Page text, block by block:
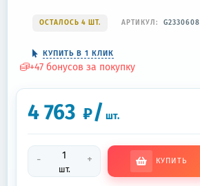
ОСТАЛОСЬ 4 ШТ. АРТИКУЛ: G2330608
КУПИТЬ В 1 КЛИК
+47 бонусов за покупку
4 763 ₽/ шт.
-
шт.
+ КУПИТЬ